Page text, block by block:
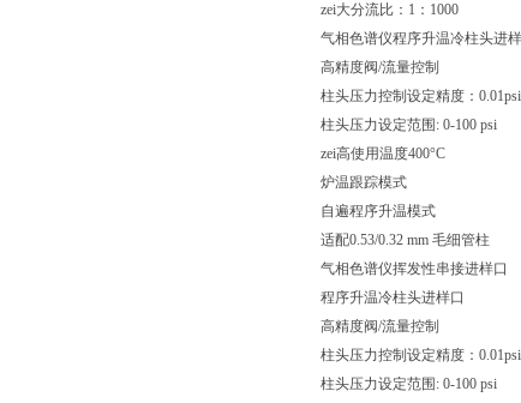
zei大分流比：1：1000
气相色谱仪程序升温冷柱头进
高精度阀/流量控制
柱头压力控制设定精度：0.01psi
柱头压力设定范围: 0-100 psi
zei高使用温度400°C
炉温跟踪模式
自遍程序升温模式
适配0.53/0.32 mm 毛细管柱
气相色谱仪挥发性串接进样口
程序升温冷柱头进样口
高精度阀/流量控制
柱头压力控制设定精度：0.01psi
柱头压力设定范围: 0-100 psi